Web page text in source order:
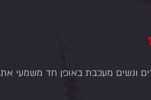
ונשים מעכבת באופן חד משמעי את